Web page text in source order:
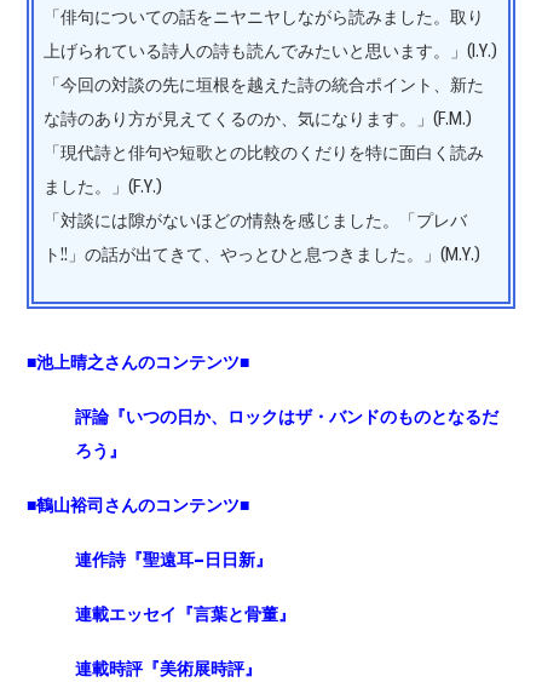
「俳句についての話をニヤニヤしながら読みました。取り
上げられている詩人の詩も読んでみたいと思います。」(I.Y.)
「今回の対談の先に垣根を越えた詩の統合ポイント、新た
な詩のあり方が見えてくるのか、気になります。」(F.M.)
「現代詩と俳句や短歌との比較のくだりを特に面白く読み
ました。」(F.Y.)
「対談には隙がないほどの情熱を感じました。「プレバ
ト!!」の話が出てきて、やっとひと息つきました。」(M.Y.)
■池上晴之さんのコンテンツ■
評論『いつの日か、ロックはザ・バンドのものとなるだ
ろう』
■鶴山裕司さんのコンテンツ■
連作詩『聖遠耳-日日新』
連載エッセイ『言葉と骨董』
連載時評『美術展時評』